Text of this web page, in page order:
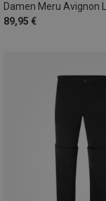
89,95 €